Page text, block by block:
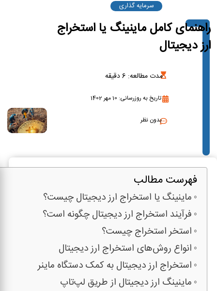
سرمایه گذاری
راهنمای کامل ماینینگ یا استخراج
ارز دیجیتال
مدت مطالعه: 6دقیقه
تاریخ به روزرسانی: 10 مهر 1402
بدون نظر
فهرست مطالب
ماینینگ یا استخراج ارز دیجیتال چیست؟
فرآیند استخراج ارز دیجیتال چگونه است؟
استخر استخراج چیست؟
انواع روش‌های استخراج ارز دیجیتال
استخراج ارز دیجیتال به کمک دستگاه ماینر
ماینینگ ارز دیجیتال از طریق لپ‌تاپ